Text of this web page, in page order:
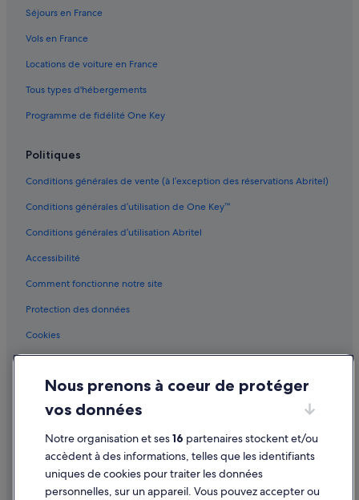
Séjours en France
Vols en France
Locations de voiture en France
Tous types d'hébergements
Programme de fidélité One Key
Politiques
Conditions générales de vente (à l’exception des réservations Abritel)
Conditions générales d’utilisation de One Key™
Conditions générales d’utilisation Abritel
Accessibilité
Comment fonctionne notre site
Protection des données
Cookies
Mentions légales / Nous contacter
Directives de contenu et signalement de contenus
Aide
Assistance
Nous prenons à coeur de protéger
vos données
Notre organisation et ses16 partenaires stockent et/ou
accèdent à des informations, telles que les identifiants
uniques de cookies pour traiter les données
personnelles, sur un appareil. Vous pouvez accepter ou